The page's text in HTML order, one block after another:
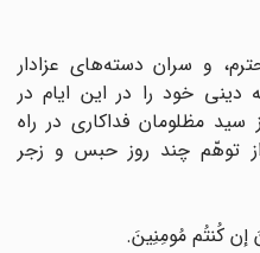
و سران دسته‌های عزادار
خود را در این ایام در
مظلومان فداکاری در راه
توهّم چند روز حبس و زجر
إن کُنتُم مُومِنِینَ.